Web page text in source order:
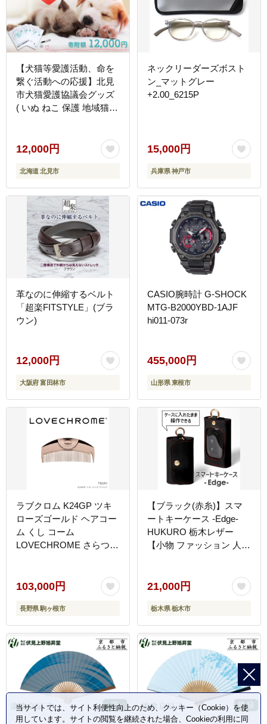
【犬猫等愛護活動、命を
繋ぐ活動への応援】北見
市犬猫愛護協議会グッズ
( いぬ ねこ 保護 地域猫
12,000円
北海道 北見市
ネックリーダーズボスト
ン_マットグレー
+2.00_6215P
15,000円
兵庫県 神戸市
革なのに伸縮するベルト
「超楽FITSTYLE」(ブラ
ウン)
12,000円
大阪府 富田林市
CASIO腕時計 G-SHOCK
MTG-B2000YBD-1AJF
hi011-073r
455,000円
山形県 東根市
ラブクロム K24GP ツキ
ローズゴールド ヘアコー
ム くし コーム
LOVECHROME さらつや
103,000円
長野県 駒ヶ根市
【ブラック(赤糸)】スマ
ートキーケース -Edge-
HUKURO 栃木レザー
【小物 ファッション 人気
21,000円
栃木県 栃木市
当サイトでは、サイト利便性向上のため、クッキー（Cookie）を使
用しています。サイトの閲覧を継続された場合、Cookieの利用に同